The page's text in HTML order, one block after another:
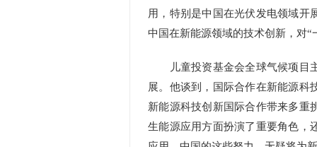
用，特别是中国在光伏发电领域开
中国在新能源领域的技术创新，对
儿童投资基金会全球气候项目主
展。他谈到，国际合作在新能源科
新能源科技创新国际合作带来多重
生能源应用方面扮演了重要角色，